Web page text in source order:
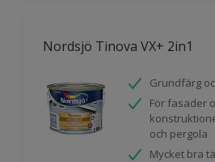
Nordsjö Tinova VX+ 2in1
Grundfärg
För fasader
och pergola
Mycket bra